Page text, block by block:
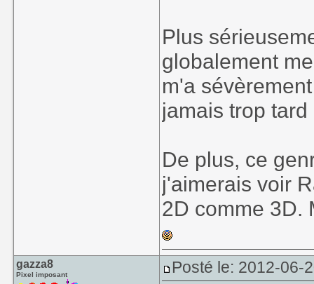
Plus
globalement
m'a
jamais trop
De plus, ce
j'aimerais voir
2D comme 3D.
gazza8
Pixel imposant Posté le: 2012-06-